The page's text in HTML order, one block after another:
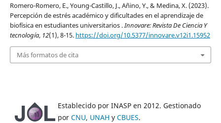
Romero-Romero, E., Young-Castillo, J., Añino, Y., & Medina, X. (2023).
Percepción de estrés académico y dificultades en el aprendizaje de
biofísica en estudiantes universitarios .Innovare: Revista De Ciencia Y
tecnología, 12(1), 8-15. https://doi.org/10.5377/innovare.v12i1.15952
Más formatos de cita
Establecido por INASP en 2012. Gestionado
por CNU, UNAH y CBUES.